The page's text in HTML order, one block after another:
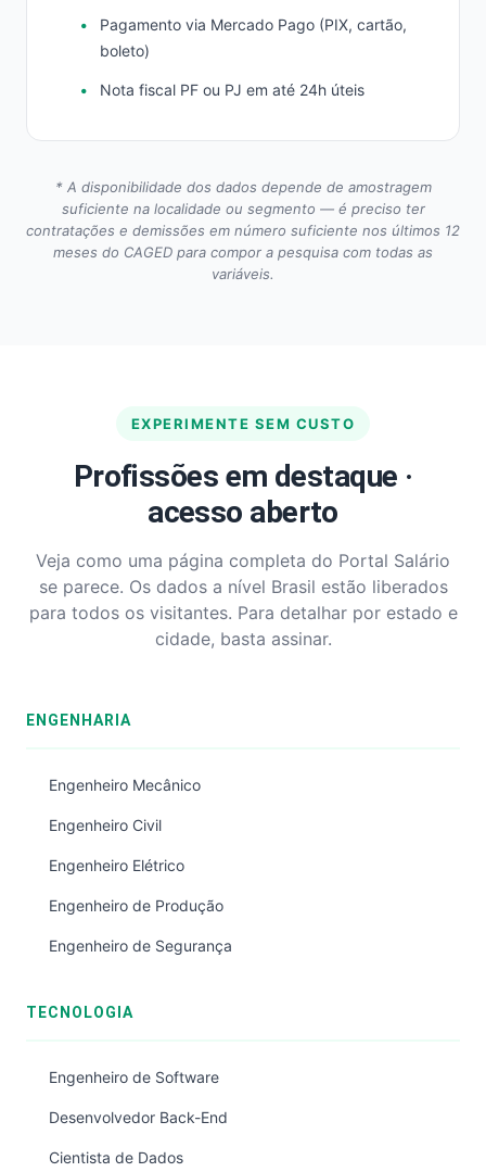
Pagamento via Mercado Pago (PIX, cartão,
boleto)
Nota fiscal PF ou PJ em até 24h úteis
* A disponibilidade dos dados depende de amostragem
suficiente na localidade ou segmento — é preciso ter
contratações e demissões em número suficiente nos últimos 12
meses do CAGED para compor a pesquisa com todas as
variáveis.
EXPERIMENTE SEM CUSTO
Profissões em destaque ·
acesso aberto
Veja como uma página completa do Portal Salário
se parece. Os dados a nível Brasil estão liberados
para todos os visitantes. Para detalhar por estado e
cidade, basta assinar.
ENGENHARIA
Engenheiro Mecânico
Engenheiro Civil
Engenheiro Elétrico
Engenheiro de Produção
Engenheiro de Segurança
TECNOLOGIA
Engenheiro de Software
Desenvolvedor Back-End
Cientista de Dados